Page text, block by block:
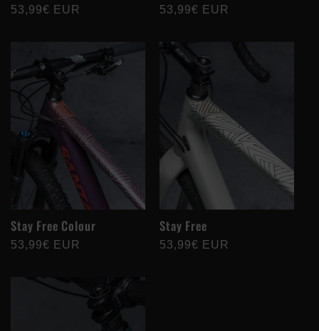
Prix
53,99€ EUR
Prix
53,99€ EUR
Stay Free Colour
Prix
53,99€ EUR
Stay Free
Prix
53,99€ EUR